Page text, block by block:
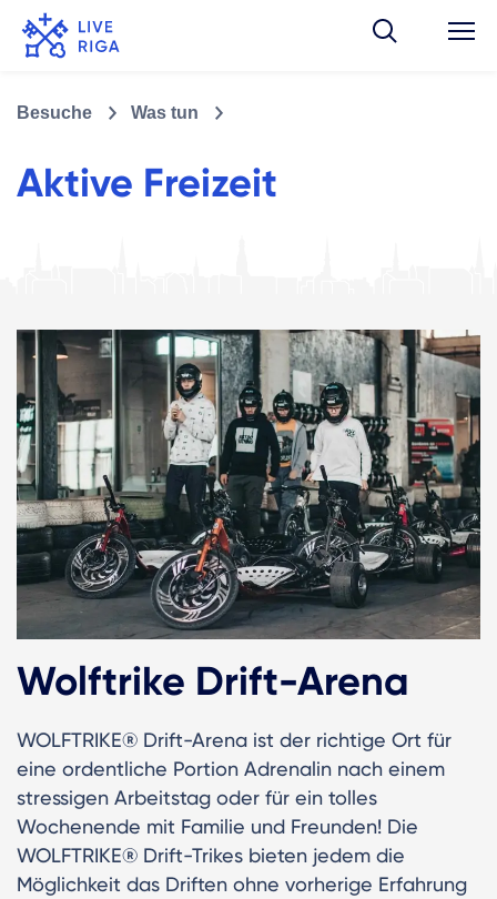
Besuche Was tun
Aktive Freizeit
Wolftrike Drift-Arena
WOLFTRIKE® Drift-Arena ist der richtige Ort für
eine ordentliche Portion Adrenalin nach einem
stressigen Arbeitstag oder für ein tolles
Wochenende mit Familie und Freunden! Die
WOLFTRIKE® Drift-Trikes bieten jedem die
Möglichkeit das Driften ohne vorherige Erfahrung